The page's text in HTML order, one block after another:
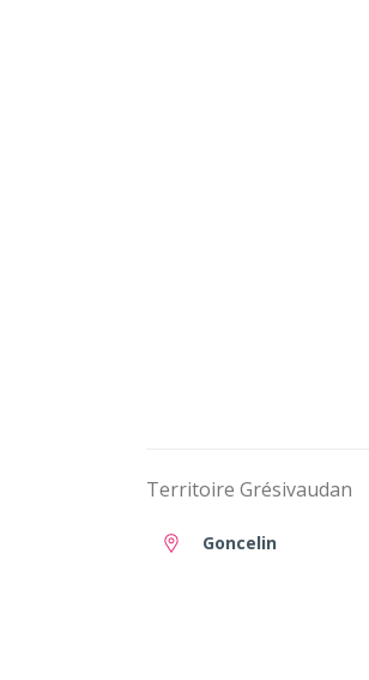
Territoire Grésivaudan
Goncelin